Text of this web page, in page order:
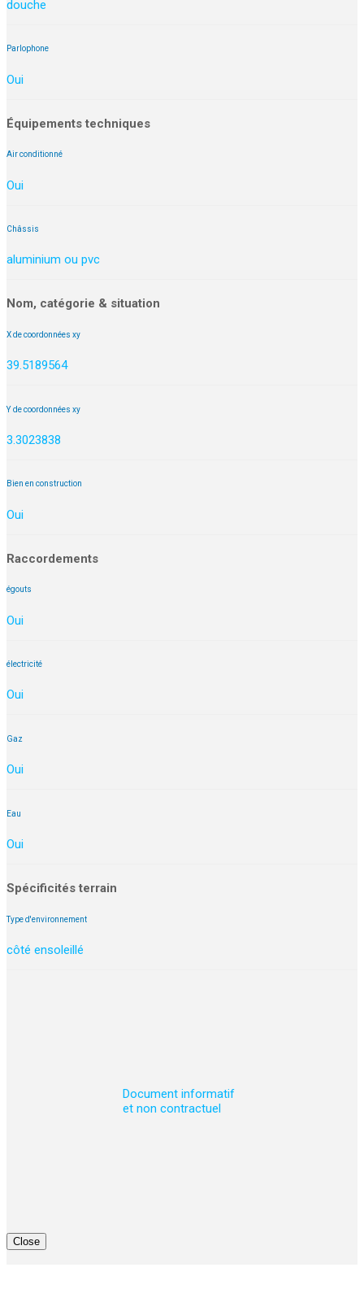
douche
Parlophone
Oui
Équipements techniques
Air conditionné
Oui
Châssis
aluminium ou pvc
Nom, catégorie & situation
X de coordonnées xy
39.5189564
Y de coordonnées xy
3.3023838
Bien en construction
Oui
Raccordements
égouts
Oui
électricité
Oui
Gaz
Oui
Eau
Oui
Spécificités terrain
Type d'environnement
côté ensoleillé
Document informatif
et non contractuel
Close